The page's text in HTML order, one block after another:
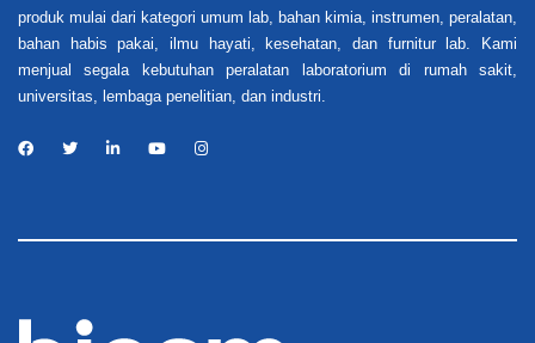
produk mulai dari kategori umum lab, bahan kimia, instrumen, peralatan,
bahan habis pakai, ilmu hayati, kesehatan, dan furnitur lab. Kami
menjual segala kebutuhan peralatan laboratorium di rumah sakit,
universitas, lembaga penelitian, dan industri.